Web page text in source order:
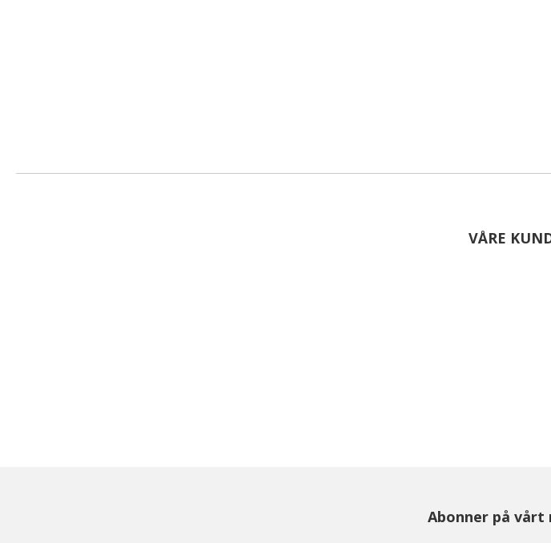
VÅRE
Abonner på vårt